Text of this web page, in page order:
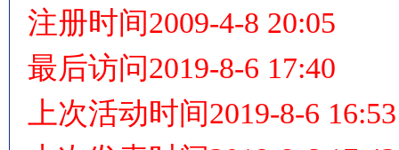
注册时间2009-4-8 20:05
最后访问2019-8-6 17:40
上次活动时间2019-8-6 16:53